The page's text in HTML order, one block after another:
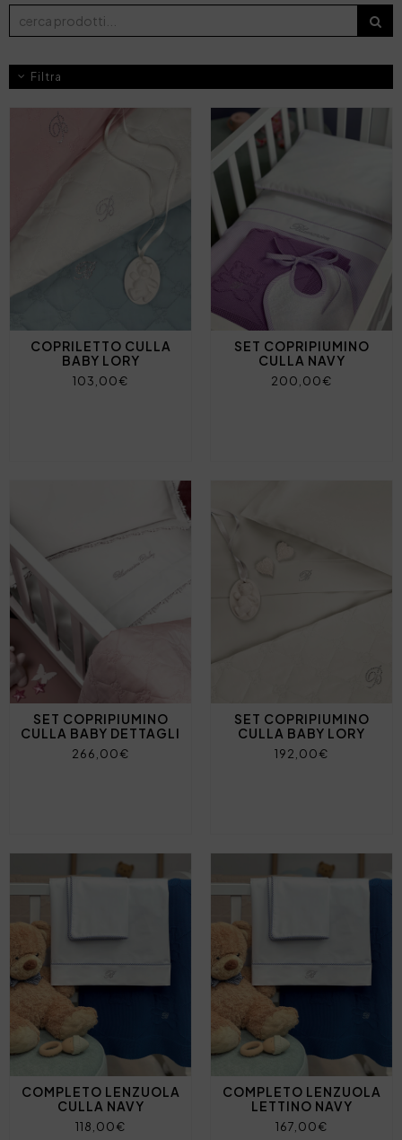
Filtra
COPRILETTO CULLA
BABY LORY
103,00€
SET COPRIPIUMINO
CULLA NAVY
200,00€
SET COPRIPIUMINO
CULLA BABY DETTAGLI
266,00€
SET COPRIPIUMINO
CULLA BABY LORY
192,00€
COMPLETO LENZUOLA
CULLA NAVY
118,00€
COMPLETO LENZUOLA
LETTINO NAVY
167,00€